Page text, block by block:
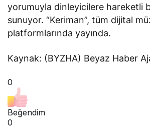
yorumuyla dinleyicilere hareketli
sunuyor. “Keriman”, tüm dijital
platformlarında yayında.
Kaynak: (BYZHA) Beyaz Haber
0
Beğendim
0